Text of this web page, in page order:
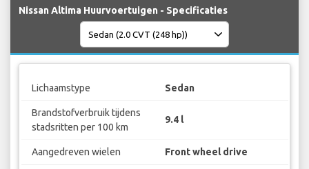
Nissan Altima Huurvoertuigen - Specificaties
Lichaamstype Sedan
Brandstofverbruik tijdens
stadsritten per 100 km
9.4 l
Aangedreven wielen Front wheel drive